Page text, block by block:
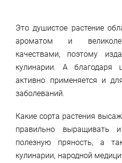
Это душистое растение
ароматом и
качествами, поэтому
кулинарии. А благодаря
активно применяется и
заболеваний.
Какие сорта растения
правильно выращивать
полезную пряность, а
кулинарии, народной